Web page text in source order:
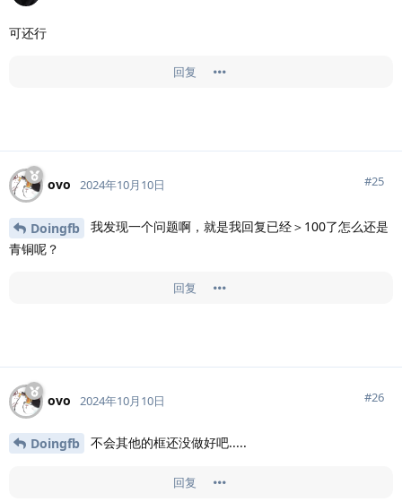
可还行
回复
ovo 2024年10月10日 #25
Doingfb
我发现一个问题啊，就是我回复已经＞100了怎么还是
青铜呢？
回复
ovo 2024年10月10日 #26
Doingfb 不会其他的框还没做好吧.....
回复